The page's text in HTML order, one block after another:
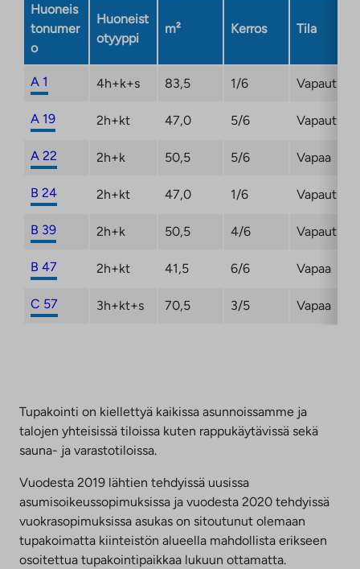
Huoneis
tonumer
o
Huoneist
otyyppi
m² Kerros Tila
A 1 4h+k+s 83,5 1/6
A 19 2h+kt 47,0 5/6
A 22 2h+k 50,5 5/6 Vapaa
B 24 2h+kt 47,0 1/6
B 39 2h+k 50,5 4/6
B 47 2h+kt 41,5 6/6 Vapaa
C 57 3h+kt+s 70,5 3/5 Vapaa
Tupakointi on kiellettyä kaikissa asunnoissamme ja
talojen yhteisissä tiloissa kuten rappukäytävissä sekä
sauna- ja varastotiloissa.
Vuodesta 2019 lähtien tehdyissä uusissa
asumisoikeussopimuksissa ja vuodesta 2020 tehdyissä
vuokrasopimuksissa asukas on sitoutunut olemaan
tupakoimatta kiinteistön alueella mahdollista erikseen
osoitettua tupakointipaikkaa lukuun ottamatta.